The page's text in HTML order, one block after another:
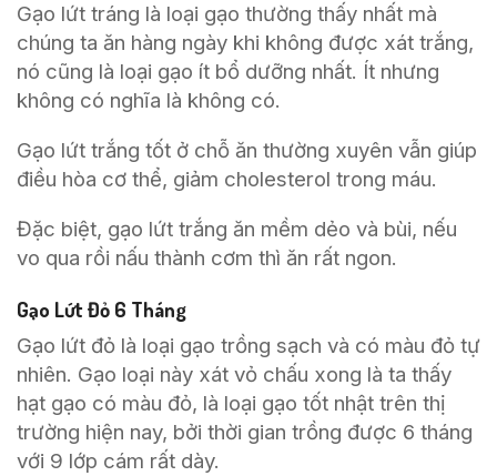
Gạo lứt tráng là loại gạo thường thấy nhất mà
chúng ta ăn hàng ngày khi không được xát trắng,
nó cũng là loại gạo ít bổ dưỡng nhất. Ít nhưng
không có nghĩa là không có.
Gạo lứt trắng tốt ở chỗ ăn thường xuyên vẫn giúp
điều hòa cơ thể, giảm cholesterol trong máu.
Đặc biệt, gạo lứt trắng ăn mềm dẻo và bùi, nếu
vo qua rồi nấu thành cơm thì ăn rất ngon.
Gạo Lứt Đỏ 6 Tháng
Gạo lứt đỏ là loại gạo trồng sạch và có màu đỏ tự
nhiên. Gạo loại này xát vỏ chấu xong là ta thấy
hạt gạo có màu đỏ, là loại gạo tốt nhật trên thị
trường hiện nay, bởi thời gian trồng được 6 tháng
với 9 lớp cám rất dày.